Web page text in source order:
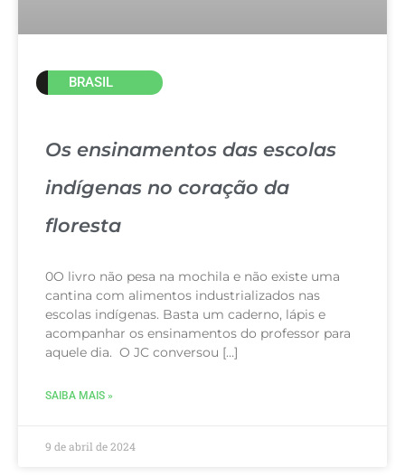
BRASIL
Os ensinamentos das escolas
indígenas no coração da
floresta
0O livro não pesa na mochila e não existe uma
cantina com alimentos industrializados nas
escolas indígenas. Basta um caderno, lápis e
acompanhar os ensinamentos do professor para
aquele dia. O JC conversou […]
SAIBA MAIS »
9 de abril de 2024